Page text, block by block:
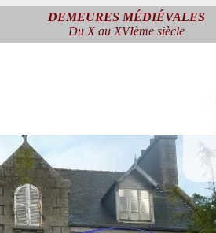
DEMEURES MÉDIÉVALES
Du X au XVIème siècle